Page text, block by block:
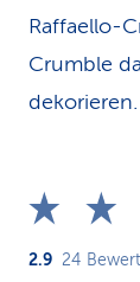
Raffaello-
Crumble
dekorieren.
2.9 24